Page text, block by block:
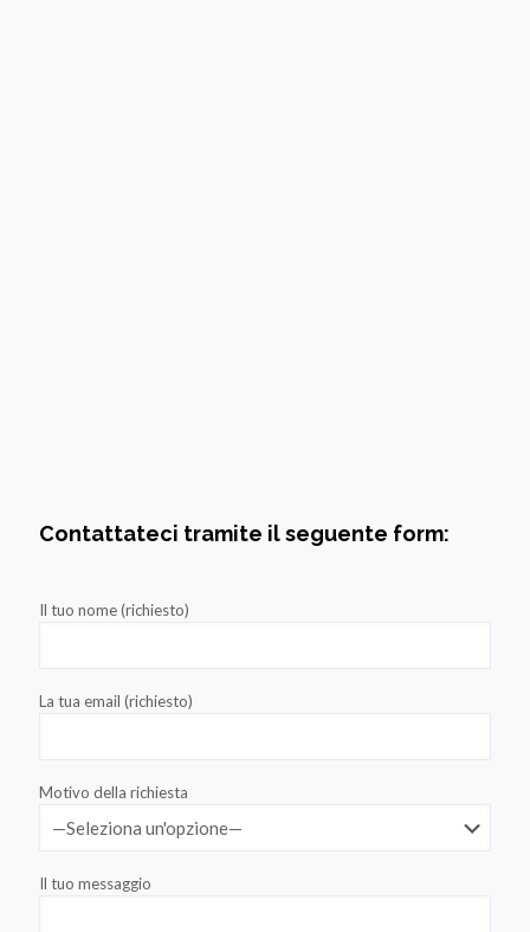
Contattateci tramite il seguente form:
Il tuo nome (richiesto)
La tua email (richiesto)
Motivo della richiesta
Il tuo messaggio